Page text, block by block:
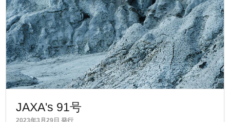
JAXA's 91号
2023年3月29日 発行